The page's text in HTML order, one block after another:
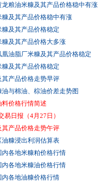
粮油米糠及其产品价格稳中有涨
及其产品价格稳中有涨
及其产品价格稳定
及其产品价格大多涨
油脂厂米糠及其产品价格稳定
及其产品价格稳定
产品价格走势早评
与棉油、棕油价差走势图
价格行情简述
易日报（4月27日）
产品价格走势午评
糠浸出利润估算表
各地米糠粕价格行情
各地米糠油价格行情
各地油糠价格行情